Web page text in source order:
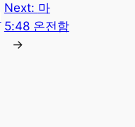
Next: 마
5:48 온전함
→